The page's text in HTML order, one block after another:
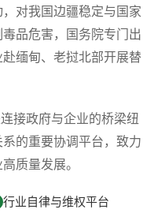
对我国边疆稳定与国家
品危害，国务院专门出
缅甸、老挝北部开展替
接政府与企业的桥梁纽
的重要协调平台，致力
质量发展。
行业自律与维权平台